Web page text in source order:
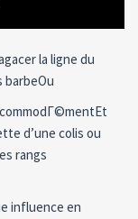
la ligne du
barbeOu
d’une colis ou
rangs
influence en